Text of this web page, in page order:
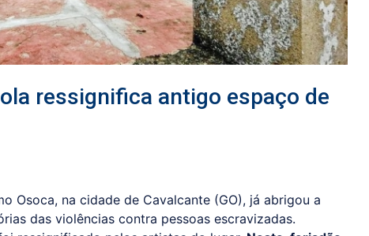
ressignifica antigo espaço de
Osoca, na cidade de Cavalcante (GO), já abrigou a
das violências contra pessoas escravizadas.